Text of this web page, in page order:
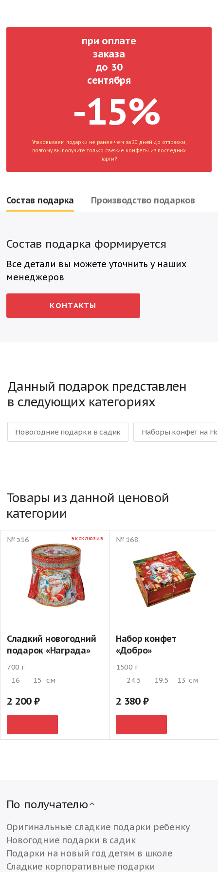
-15%
при оплате
заказа
до 30
сентября
Упаковываем подарки не ранее чем за 20 дней до отправки,
поэтому вы получите только свежие конфеты из последних
партий
Состав подарка Производство подарков
Состав подарка формируется
Все детали вы можете уточнить у наших
менеджеров
КОНТАКТЫ
Данный подарок представлен
в следующих категориях
Новогодние подарки в садик Наборы конфет на
Товары из данной ценовой
категории
№ э16 ЭКСКЛЮЗИВ
Сладкий новогодний
подарок «Награда»
700 г
16
15 см
2 200
№ 168
Набор конфет
«Добро»
1500 г
24.5
19.5 13 см
2 380
По получателю
Оригинальные сладкие подарки ребенку
Новогодние подарки в садик
Подарки на новый год детям в школе
Сладкие корпоративные подарки